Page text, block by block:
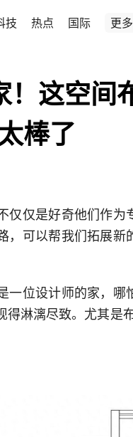
技 热点 国际 更多
这空间
棒了
仅仅是好奇他们作为
，可以帮我们拓展新
一位设计师的家，哪
淋漓尽致。尤其是